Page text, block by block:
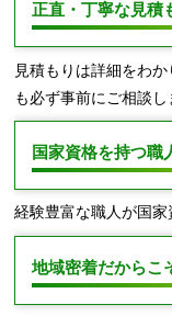
正直・丁寧な見積
見積もりは詳細をわ
も必ず事前にご相談し
国家資格を持つ職
経験豊富な職人が国家
地域密着だからこ